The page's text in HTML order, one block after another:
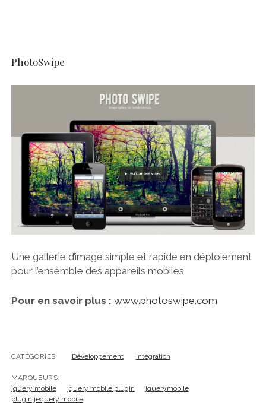
PhotoSwipe
Une gallerie d’image simple et rapide en déploiement
pour l’ensemble des appareils mobiles.
Pour en savoir plus : www.photoswipe.com
CATÉGORIES: Développement Intégration
MARQUEURS:
jquery mobile
jquery mobile plugin
jquerymobile
plugin jequery mobile